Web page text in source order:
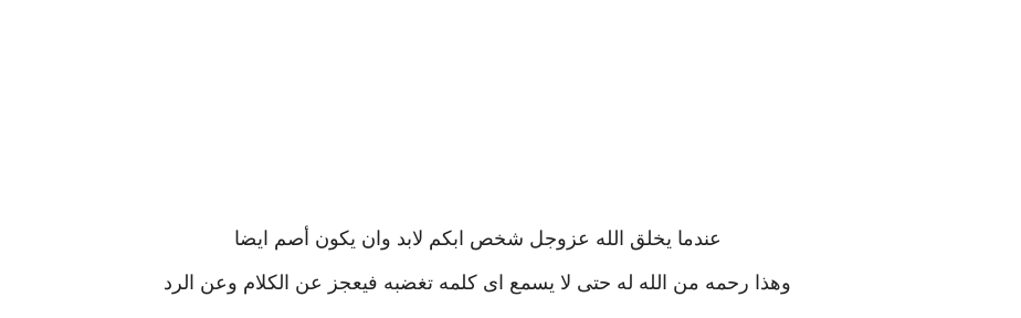
عندما يخلق الله عزوجل شخص ابكم لابد وان يكون أصم ايضا
وهذا رحمه من الله له حتى لا يسمع اى كلمه تغضبه فيعجز عن الكلام وعن الرد